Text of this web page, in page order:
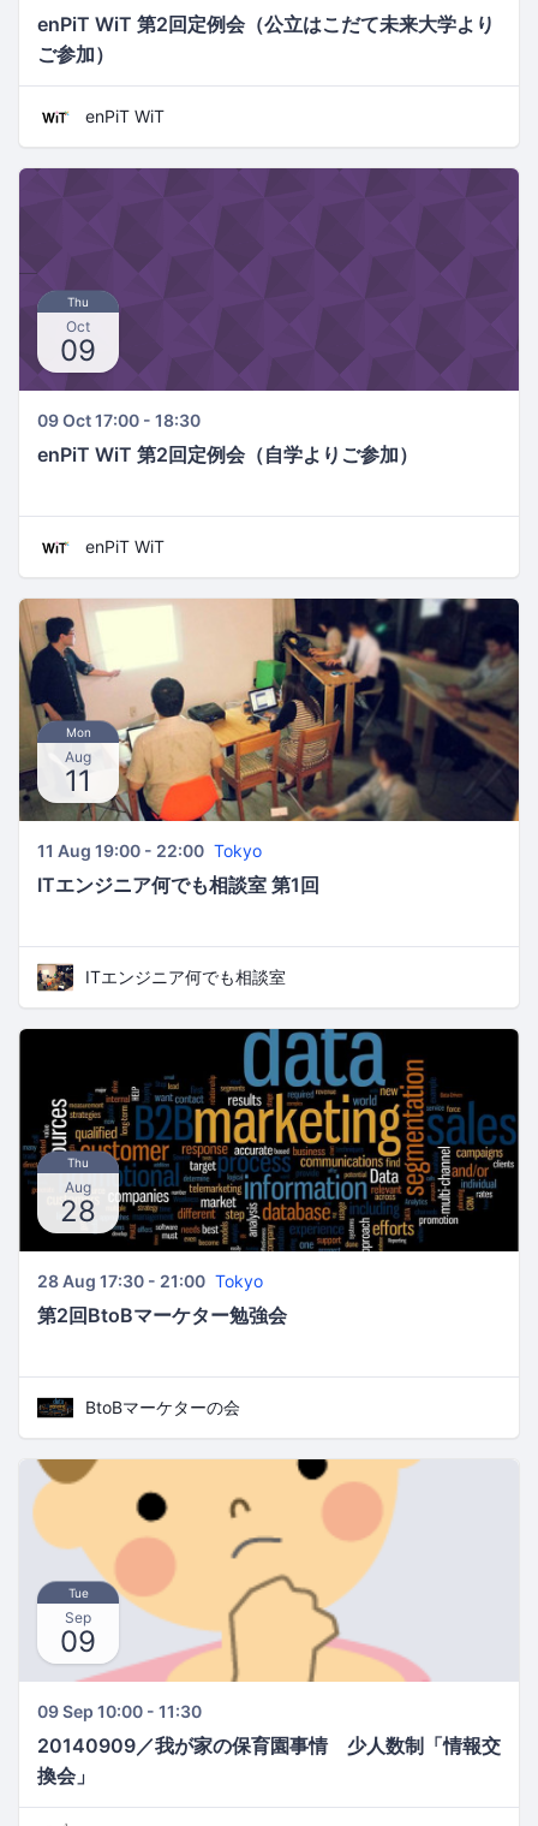
enPiT WiT 第2回定例会（公立はこだて未来大学より
ご参加）
enPiT WiT
Thu
Oct
09
09 Oct 17:00 - 18:30
enPiT WiT 第2回定例会（自学よりご参加）
enPiT WiT
Mon
Aug
11
11 Aug 19:00 - 22:00 Tokyo
ITエンジニア何でも相談室 第1回
ITエンジニア何でも相談室
Thu
Aug
28
28 Aug 17:30 - 21:00 Tokyo
第2回BtoBマーケター勉強会
BtoBマーケターの会
Tue
Sep
09
09 Sep 10:00 - 11:30
20140909／我が家の保育園事情 少人数制「情報交
換会」